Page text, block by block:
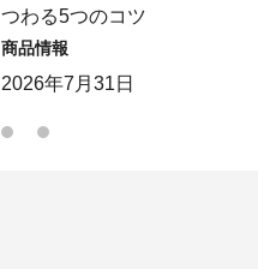
つわる5つのコツ
商品情報
2026年7月31日